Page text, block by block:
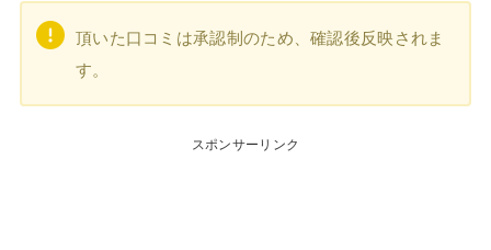
頂いた口コミは承認制のため、確認後反映されま
す。
スポンサーリンク